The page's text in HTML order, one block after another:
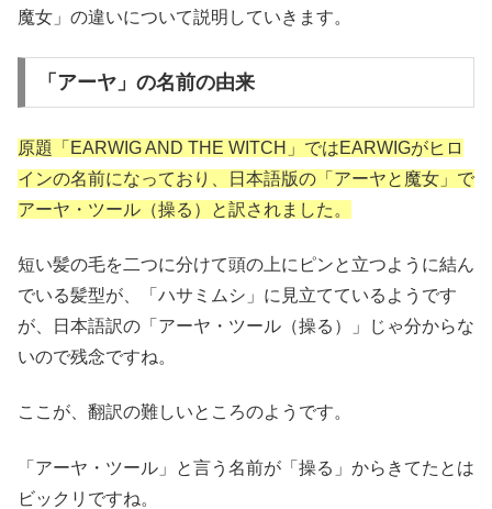
魔女」の違いについて説明していきます。
「アーヤ」の名前の由来
原題「EARWIG AND THE WITCH」ではEARWIGがヒロ
インの名前になっており、日本語版の「アーヤと魔女」で
アーヤ・ツール（操る）と訳されました。
短い髪の毛を二つに分けて頭の上にピンと立つように結ん
でいる髪型が、「ハサミムシ」に見立てているようです
が、日本語訳の「アーヤ・ツール（操る）」じゃ分からな
いので残念ですね。
ここが、翻訳の難しいところのようです。
「アーヤ・ツール」と言う名前が「操る」からきてたとは
ビックリですね。